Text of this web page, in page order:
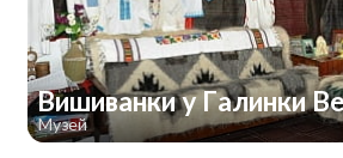
Вишиванки у Галинки
Музей